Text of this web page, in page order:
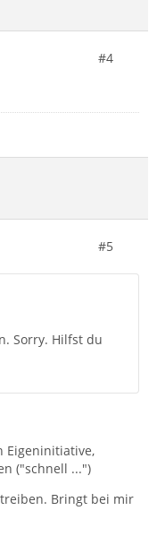
#4
#5
Sorry. Hilfst du
Eigeninitiative,
("schnell ...")
Bringt bei mir